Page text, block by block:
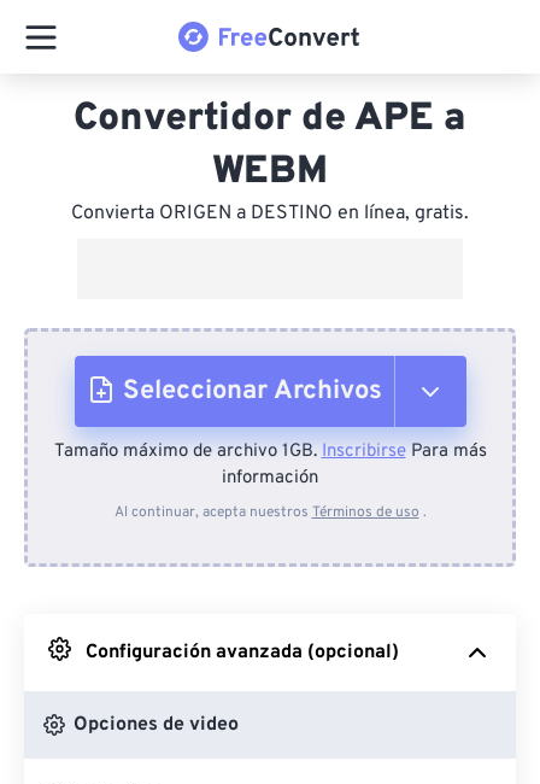
Convertidor de APE a
WEBM
Convierta ORIGEN a DESTINO en línea, gratis.
Seleccionar Archivos
Desde el dispositivo
Desde Google Drive
Desde OneDrive
Tamaño máximo de archivo 1GB.InscribirsePara más
información
Al continuar, acepta nuestros Términos de uso .
Configuración avanzada (opcional)
Opciones de video